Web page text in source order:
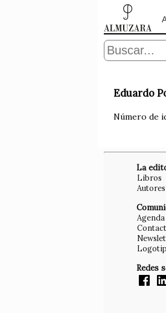
Eduardo
Número de
La
Libros
Autores
Agenda
Redes